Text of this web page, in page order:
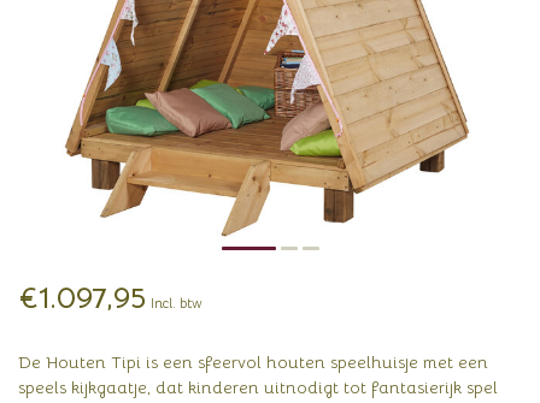
€1.097,95 Incl. btw
De Houten Tipi is een sfeervol houten speelhuisje met een
speels kijkgaatje, dat kinderen uitnodigt tot fantasierijk spel